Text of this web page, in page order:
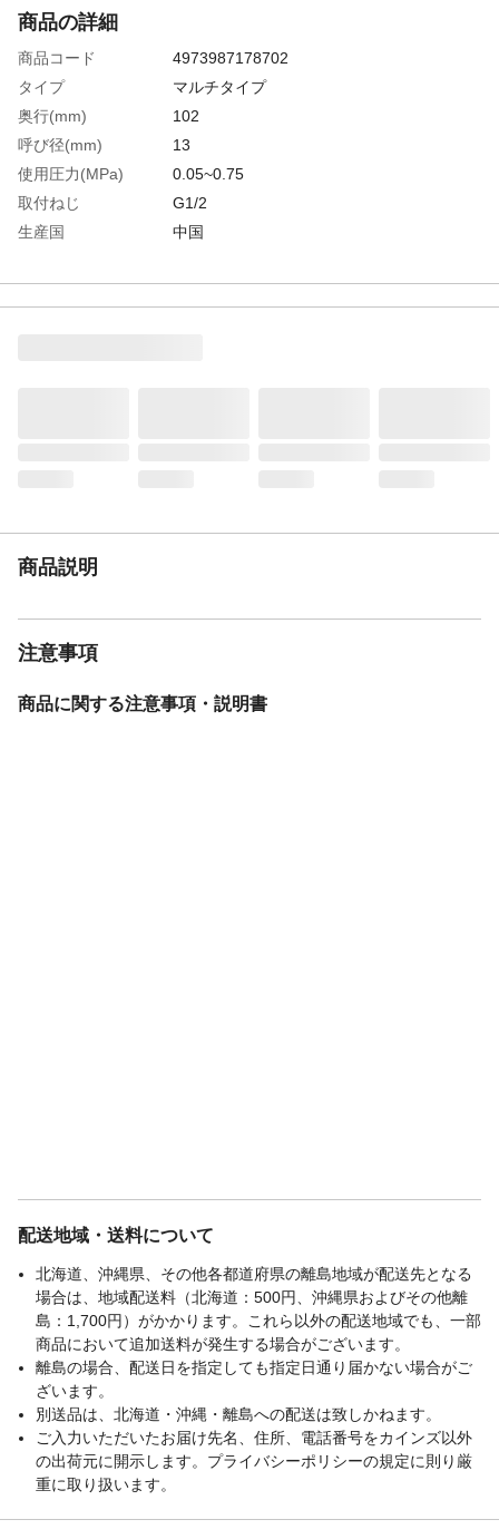
商品の詳細
商品コード
4973987178702
タイプ
マルチタイプ
奥行(mm)
102
呼び径(mm)
13
使用圧力(MPa)
0.05~0.75
取付ねじ
G1/2
生産国
中国
材質1
ポリアセタール、ABS樹脂、黄銅
商品説明
注意事項
商品に関する注意事項・説明書
配送地域・送料について
北海道、沖縄県、その他各都道府県の離島地域が配送先となる
場合は、地域配送料（北海道：500円、沖縄県およびその他離
島：1,700円）がかかります。これら以外の配送地域でも、一部
商品において追加送料が発生する場合がございます。
離島の場合、配送日を指定しても指定日通り届かない場合がご
ざいます。
別送品は、北海道・沖縄・離島への配送は致しかねます。
ご入力いただいたお届け先名、住所、電話番号をカインズ以外
の出荷元に開示します。プライバシーポリシーの規定に則り厳
重に取り扱います。